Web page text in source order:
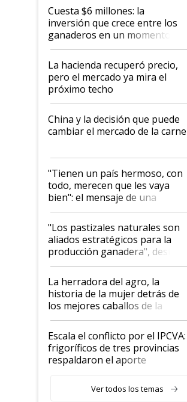
Cuesta $6 millones: la
inversión que crece entre los
ganaderos en un momento
histórico para la actividad
La hacienda recuperó precio,
pero el mercado ya mira el
próximo techo
China y la decisión que puede
cambiar el mercado de la carne
"Tienen un país hermoso, con
todo, merecen que les vaya
bien": el mensaje de una
ganadera uruguaya sobre las
oportunidades que se abren
para el agro en Argentina, con
foco en la carne
"Los pastizales naturales son
aliados estratégicos para la
producción ganadera", destaca
la iniciativa que ya reúne a 46
establecimientos en Argentina
La herradora del agro, la
historia de la mujer detrás de
los mejores caballos de la
Argentina y los mitos que
todavía hacen sufrir a estos
animales: "Mientras me
descalificaban, yo seguí
haciendo currículum"
Escala el conflicto por el IPCVA:
frigoríficos de tres provincias
respaldaron el aporte
Ver todos los temas